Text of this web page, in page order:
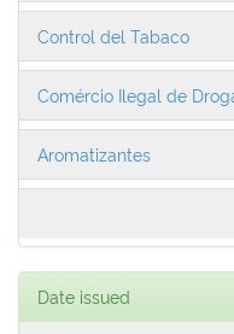
Control del Tabaco
Comércio Ilegal de
Aromatizantes
Date issued